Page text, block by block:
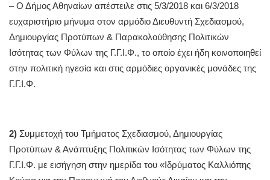
– Ο Δήμος Αθηναίων απέστειλε στις 5/3/2018 και 6/3/2018
ευχαριστήριο μήνυμα στον αρμόδιο Διευθυντή Σχεδιασμού,
Δημιουργίας Προτύπων & Παρακολούθησης Πολιτικών
Ισότητας των Φύλων της Γ.Γ.Ι.Φ., το οποίο έχει ήδη κοινοποιηθεί
στην πολιτική ηγεσία και στις αρμόδιες οργανικές μονάδες της
Γ.Γ.Ι.Φ.
2) Συμμετοχή του Τμήματος Σχεδιασμού, Δημιουργίας
Προτύπων & Ανάπτυξης Πολιτικών Ισότητας των Φύλων της
Γ.Γ.Ι.Φ. με εισήγηση στην ημερίδα του «Ιδρύματος Καλλιόπης